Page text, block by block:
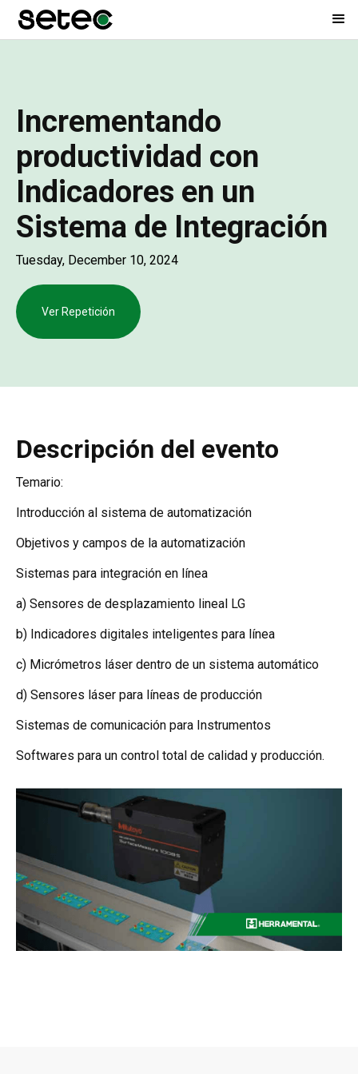
Incrementando
productividad con
Indicadores en un
Sistema de Integración
Tuesday, December 10, 2024
Ver Repetición
Descripción del evento
Temario:
Introducción al sistema de automatización
Objetivos y campos de la automatización
Sistemas para integración en línea
a) Sensores de desplazamiento lineal LG
b) Indicadores digitales inteligentes para línea
c) Micrómetros láser dentro de un sistema automático
d) Sensores láser para líneas de producción
Sistemas de comunicación para Instrumentos
Softwares para un control total de calidad y producción.